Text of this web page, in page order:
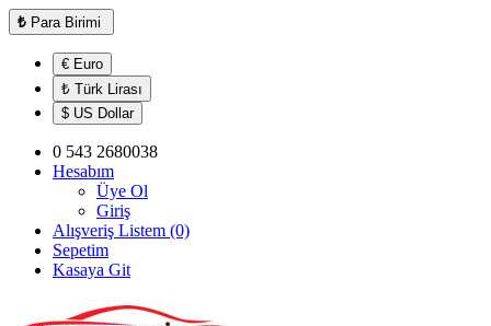
₺ Para Birimi
€ Euro
₺ Türk Lirası
$ US Dollar
0 543 2680038
Hesabım
Üye Ol
Giriş
Alışveriş Listem (0)
Sepetim
Kasaya Git